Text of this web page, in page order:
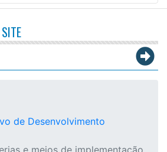
de Desenvolvimento
e meios de implementação